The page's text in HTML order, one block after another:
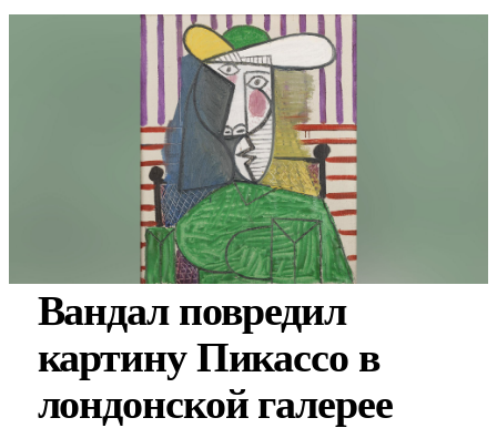
Вандал повредил
картину Пикассо в
лондонской галерее